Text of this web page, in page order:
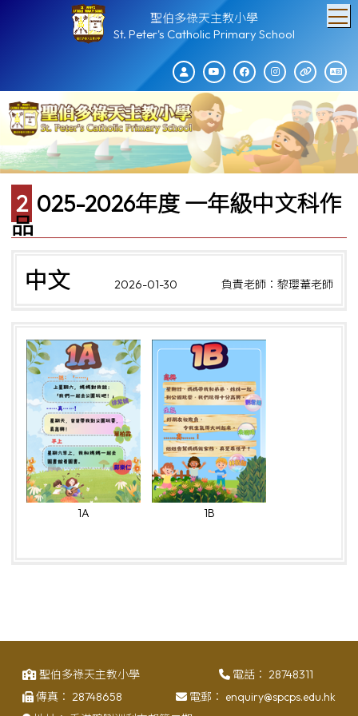
聖伯多祿天主教小學
St. Peter's Catholic Primary School
2025-2026年度 一年級中文科作
品
中文
2026-01-30 負責老師：黎瓔葦老師
1A 1B
聖伯多祿天主教小學 電話： 28748311
傳真： 28748658 電郵： enquiry@spcps.edu.hk